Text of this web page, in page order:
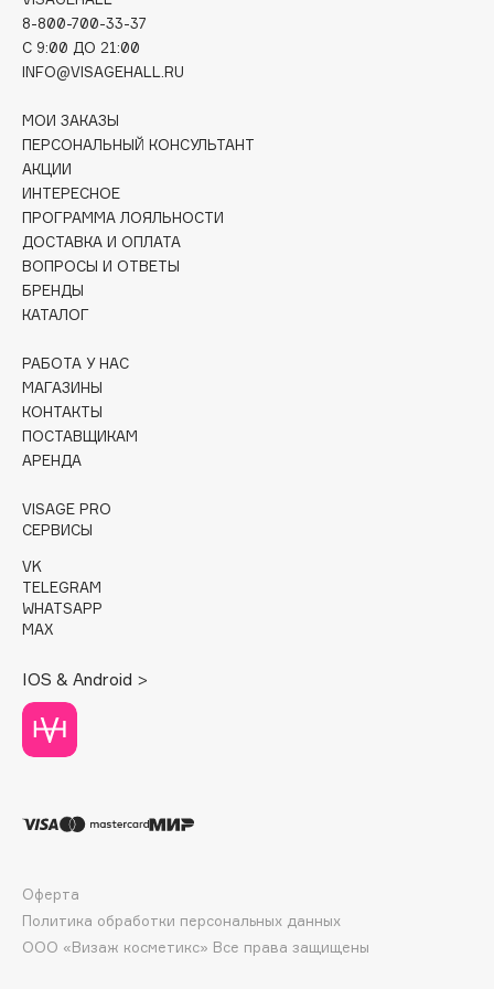
Deonica
Dessange
Dior
Dolce & Gabbana
Dolomit
Dorco
DP Daily Perfection
Dr. Vranjes Firenze
Dr.Althea
Dr.Jart+
DSD de Luxe
Dyson
E
Ecolatier
Ecotools
EGG
EGIA
Eigshow
Elemis
Ella Bartsueva Brushes
Emmanuelle Jane
Enough
EpilProfi
8-800-700-33-37
C 9:00 ДО 21:00
INFO@VISAGEHALL.RU
МОИ ЗАКАЗЫ
ПЕРСОНАЛЬНЫЙ КОНСУЛЬТАНТ
АКЦИИ
ИНТЕРЕСНОЕ
ПРОГРАММА ЛОЯЛЬНОСТИ
ДОСТАВКА И ОПЛАТА
ВОПРОСЫ И ОТВЕТЫ
БРЕНДЫ
КАТАЛОГ
РАБОТА У НАС
МАГАЗИНЫ
КОНТАКТЫ
ПОСТАВЩИКАМ
АРЕНДА
VISAGE PRO
СЕРВИСЫ
VK
TELEGRAM
WHATSAPP
MAX
IOS & Android >
ООО «Визаж косметикс» Все права защищены
Оферта
Политика обработки персональных данных